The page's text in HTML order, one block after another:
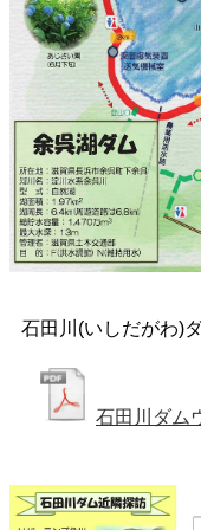
石田川(いしだがわ)
石田川ダム